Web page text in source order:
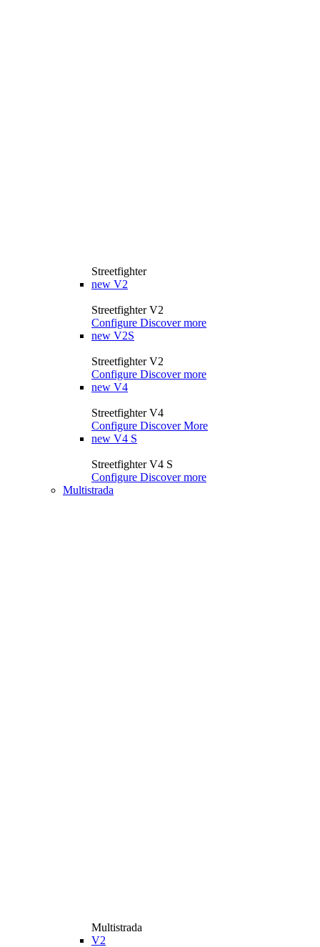
Streetfighter
new V2
Streetfighter V2
Configure Discover more
new V2S
Streetfighter V2
Configure Discover more
new V4
Streetfighter V4
Configure Discover More
new V4 S
Streetfighter V4 S
Configure Discover more
Multistrada
Multistrada
V2